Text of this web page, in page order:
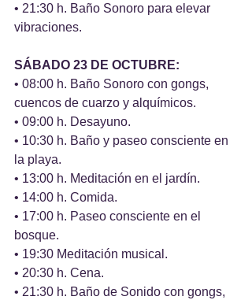
• 21:30 h. Baño Sonoro para elevar
vibraciones.
SÁBADO 23 DE OCTUBRE:
• 08:00 h. Baño Sonoro con gongs,
cuencos de cuarzo y alquímicos.
• 09:00 h. Desayuno.
• 10:30 h. Baño y paseo consciente en
la playa.
• 13:00 h. Meditación en el jardín.
• 14:00 h. Comida.
• 17:00 h. Paseo consciente en el
bosque.
• 19:30 Meditación musical.
• 20:30 h. Cena.
• 21:30 h. Baño de Sonido con gongs,